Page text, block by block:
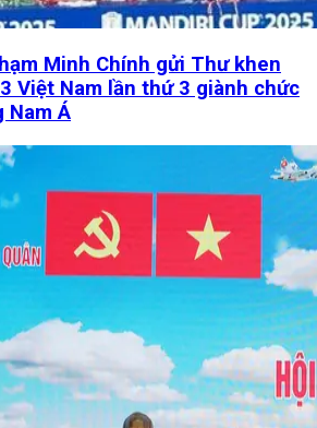
Minh Chính gửi Thư khen
Việt Nam lần thứ 3 giành chức
Nam Á